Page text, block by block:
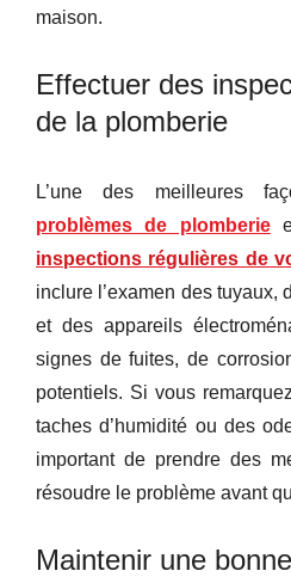
maison.
Effectuer des
de la plomberie
L’une des meilleures
problèmes de plomberie
inspections régulières de
inclure l’examen des tuyaux,
et des appareils
signes de fuites, de
potentiels. Si vous
taches d’humidité ou des
important de prendre des
résoudre le problème avant
Maintenir une